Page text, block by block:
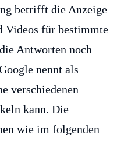
betrifft die Anzeige
Videos für bestimmte
Antworten noch
nennt als
verschiedenen
kann. Die
wie im folgenden